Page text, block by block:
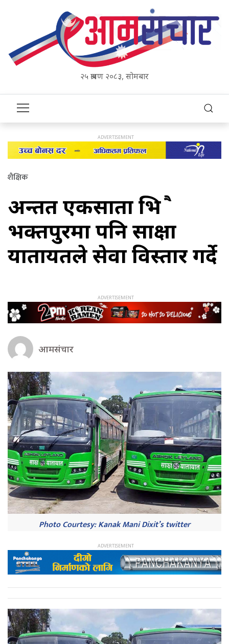
२५ श्रावण २०८३, सोमबार
शैक्षिक
अन्तत एकसाता भित्रै
भक्तपुरमा पनि साक्षा
यातायतले सेवा विस्तार गर्दे
आमसंचार
Photo Courtesy: Kanak Mani Dixit’s twitter